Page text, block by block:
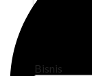
Bisnis